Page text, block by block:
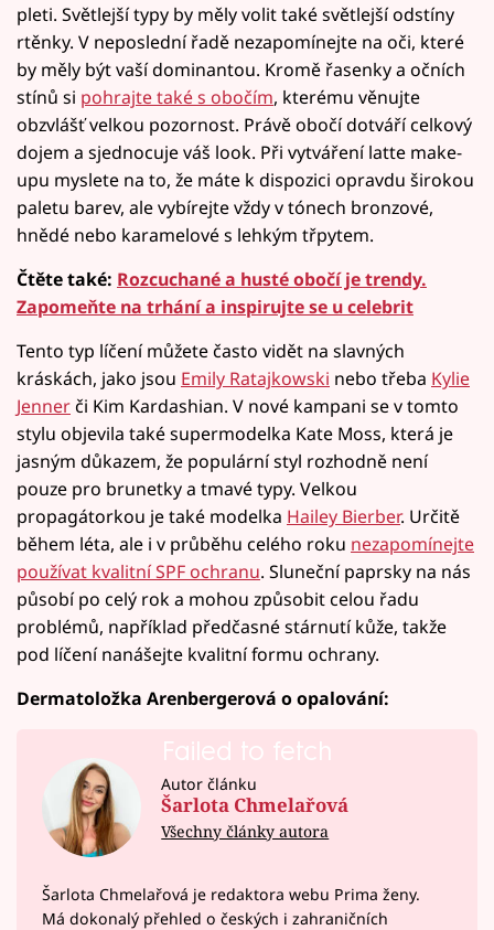
pleti. Světlejší typy by měly volit také světlejší odstíny
rtěnky. V neposlední řadě nezapomínejte na oči, které
by měly být vaší dominantou. Kromě řasenky a očních
stínů si pohrajte také s obočím, kterému věnujte
obzvlášť velkou pozornost. Právě obočí dotváří celkový
dojem a sjednocuje váš look. Při vytváření latte make-
upu myslete na to, že máte k dispozici opravdu širokou
paletu barev, ale vybírejte vždy v tónech bronzové,
hnědé nebo karamelové s lehkým třpytem.
Čtěte také: Rozcuchané a husté obočí je trendy.
Zapomeňte na trhání a inspirujte se u celebrit
Tento typ líčení můžete často vidět na slavných
kráskách, jako jsou Emily Ratajkowski nebo třeba Kylie
Jennerči Kim Kardashian. V nové kampani se v tomto
stylu objevila také supermodelka Kate Moss, která je
jasným důkazem, že populární styl rozhodně není
pouze pro brunetky a tmavé typy. Velkou
propagátorkou je také modelka Hailey Bierber. Určitě
během léta, ale i v průběhu celého roku nezapomínejte
používat kvalitní SPF ochranu. Sluneční paprsky na nás
působí po celý rok a mohou způsobit celou řadu
problémů, například předčasné stárnutí kůže, takže
pod líčení nanášejte kvalitní formu ochrany.
Dermatoložka Arenbergerová o opalování:
Failed to fetch
Autor článku
Šarlota Chmelařová
Všechny články autora
Šarlota Chmelařová je redaktora webu Prima ženy.
Má dokonalý přehled o českých i zahraničních